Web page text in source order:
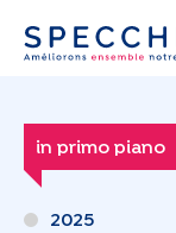
in primo piano
2025